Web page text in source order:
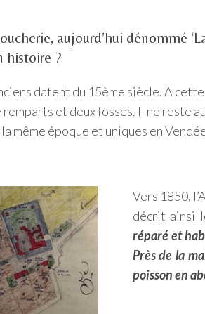
aujourd’hui dénommé
histoire ?
datent du 15ème siècle. A
et deux fossés. Il ne reste
même époque et uniques en
Vers 1850,
décrit ainsi
réparé et
Près de la
poisson en